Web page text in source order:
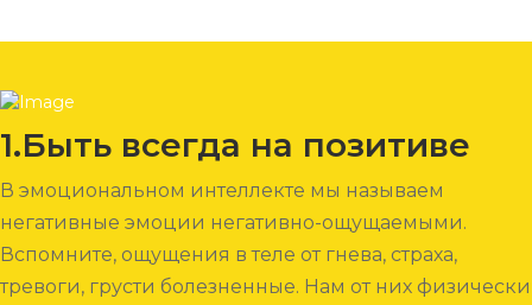
1.Быть всегда на позитиве
В эмоциональном интеллекте мы называем
негативные эмоции негативно-ощущаемыми.
Вспомните, ощущения в теле от гнева, страха,
тревоги, грусти болезненные. Нам от них физически